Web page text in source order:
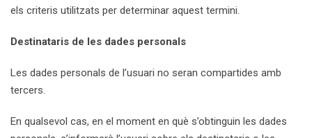
els criteris utilitzats per determinar aquest termini.
Destinataris de les dades personals
Les dades personals de l’usuari no seran compartides amb
tercers.
En qualsevol cas, en el moment en què s’obtinguin les dades